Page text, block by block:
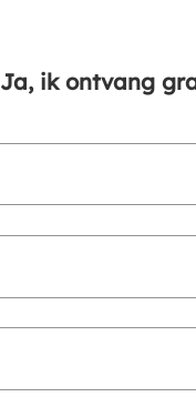
Ja, ik ontvang